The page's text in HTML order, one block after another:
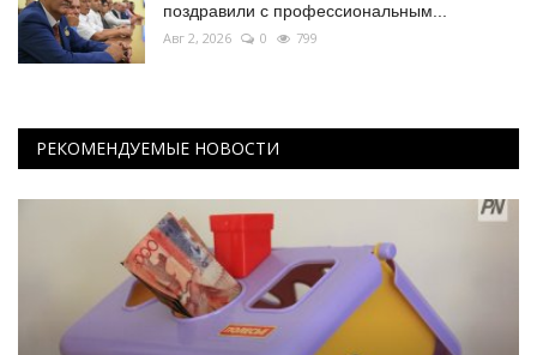
поздравили с профессиональным...
Авг 2, 2026 0 799
РЕКОМЕНДУЕМЫЕ НОВОСТИ